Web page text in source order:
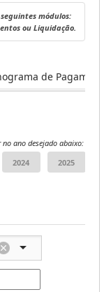
módulos:
ou Liquidação.
de
ano desejado abaixo: